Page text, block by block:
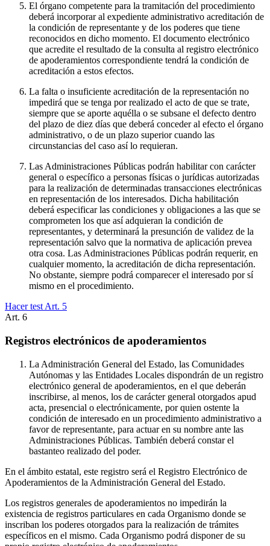
El órgano competente para la tramitación del procedimiento
deberá incorporar al expediente administrativo acreditación de
la condición de representante y de los poderes que tiene
reconocidos en dicho momento. El documento electrónico
que acredite el resultado de la consulta al registro electrónico
de apoderamientos correspondiente tendrá la condición de
acreditación a estos efectos.
La falta o insuficiente acreditación de la representación no
impedirá que se tenga por realizado el acto de que se trate,
siempre que se aporte aquélla o se subsane el defecto dentro
del plazo de diez días que deberá conceder al efecto el órgano
administrativo, o de un plazo superior cuando las
circunstancias del caso así lo requieran.
Las Administraciones Públicas podrán habilitar con carácter
general o específico a personas físicas o jurídicas autorizadas
para la realización de determinadas transacciones electrónicas
en representación de los interesados. Dicha habilitación
deberá especificar las condiciones y obligaciones a las que se
comprometen los que así adquieran la condición de
representantes, y determinará la presunción de validez de la
representación salvo que la normativa de aplicación prevea
otra cosa. Las Administraciones Públicas podrán requerir, en
cualquier momento, la acreditación de dicha representación.
No obstante, siempre podrá comparecer el interesado por sí
mismo en el procedimiento.
Hacer test Art. 5
Art. 6
Registros electrónicos de apoderamientos
La Administración General del Estado, las Comunidades
Autónomas y las Entidades Locales dispondrán de un registro
electrónico general de apoderamientos, en el que deberán
inscribirse, al menos, los de carácter general otorgados apud
acta, presencial o electrónicamente, por quien ostente la
condición de interesado en un procedimiento administrativo a
favor de representante, para actuar en su nombre ante las
Administraciones Públicas. También deberá constar el
bastanteo realizado del poder.
En el ámbito estatal, este registro será el Registro Electrónico de
Apoderamientos de la Administración General del Estado.
Los registros generales de apoderamientos no impedirán la
existencia de registros particulares en cada Organismo donde se
inscriban los poderes otorgados para la realización de trámites
específicos en el mismo. Cada Organismo podrá disponer de su